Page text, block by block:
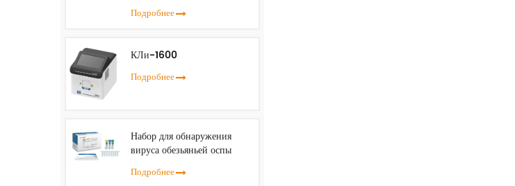
Подробнее
КЛи-1600
Подробнее
Набор для обнаружения
вируса обезьяньей оспы
Подробнее